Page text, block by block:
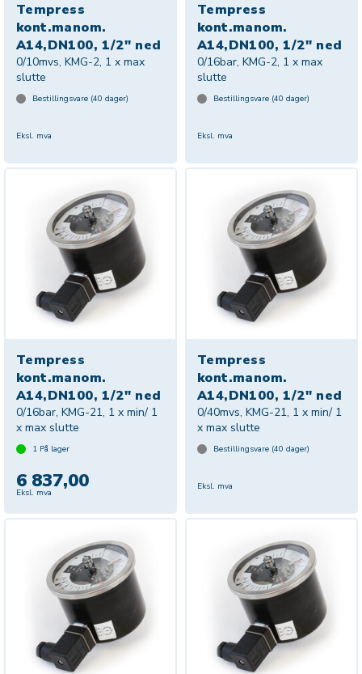
Tempress
kont.manom.
A14,DN100, 1/2" ned
0/10mvs, KMG-2, 1 x max
slutte
Bestillingsvare (40 dager)
Eksl. mva
Tempress
kont.manom.
A14,DN100, 1/2" ned
0/16bar, KMG-2, 1 x max
slutte
Bestillingsvare (40 dager)
Eksl. mva
Tempress
kont.manom.
A14,DN100, 1/2" ned
0/16bar, KMG-21, 1 x min/ 1
x max slutte
1 På lager
6 837,00
Eksl. mva
Tempress
kont.manom.
A14,DN100, 1/2" ned
0/40mvs, KMG-21, 1 x min/ 1
x max slutte
Bestillingsvare (40 dager)
Eksl. mva